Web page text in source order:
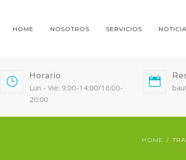
HOME NOSOTROS SERVICIOS
Horario
Lun - Vie: 9:00-14:00/16:00-
20:00
HOME